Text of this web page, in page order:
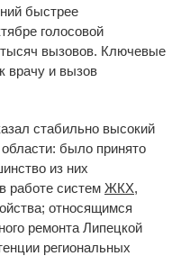
быстрее
голосовой
вызовов. Ключевые
врачу и вызов
стабильно высокий
было принято
из них
работе систем ЖКХ,
относящимся
ремонта Липецкой
региональных